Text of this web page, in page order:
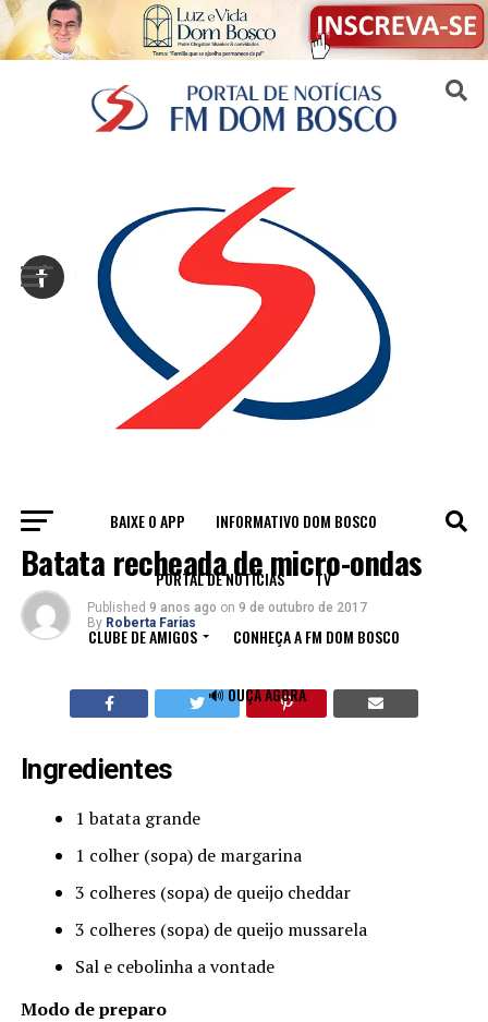
BAIXE O APP INFORMATIVO DOM BOSCO
PORTAL DE NOTÍCIAS TV
CLUBE DE AMIGOS CONHEÇA A FM DOM BOSCO
🔊 OUÇA AGORA
RECEITAS
Batata recheada de micro-ondas
Published 9 anos ago on 9 de outubro de 2017
By Roberta Farias
Ingredientes
1 batata grande
1 colher (sopa) de margarina
3 colheres (sopa) de queijo cheddar
3 colheres (sopa) de queijo mussarela
Sal e cebolinha a vontade
Modo de preparo
Sair da versão mobile